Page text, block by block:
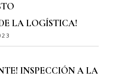
LA LOGÍSTICA!
INSPECCIÓN A LA